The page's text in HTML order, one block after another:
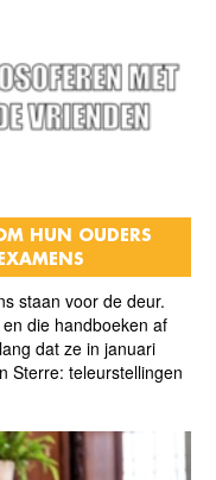
HUN OUDERS
staan voor de deur.
die handboeken af
dat ze in januari
Sterre: teleurstellingen